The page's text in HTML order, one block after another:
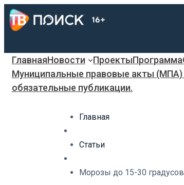
ГлавнаяНовости ПроектыПрограмма
Муниципальные правовые акты (МПА)
обязательные публикации.
Главная
Статьи
Морозы до 15-30